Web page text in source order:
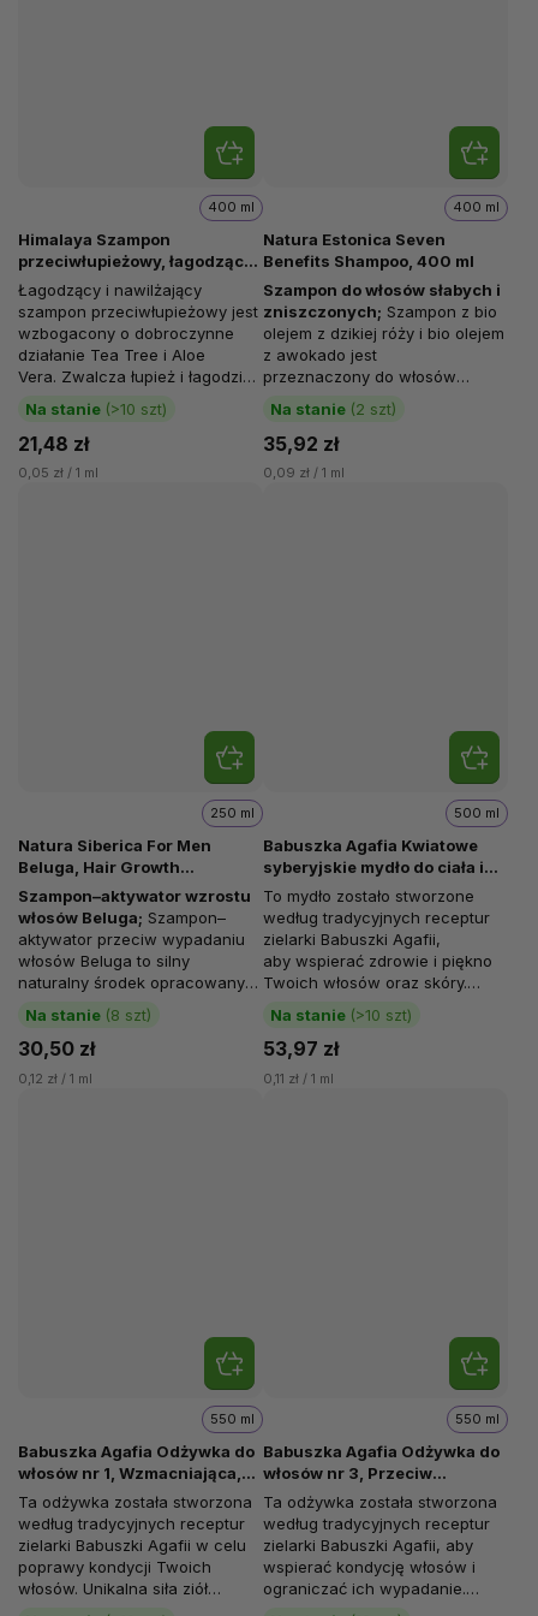
Himalaya Szampon
przeciwłupieżowy, łagodzący i
nawilżający, 400 ml
Na stanie (>10 szt)
400 ml
21,48 zł
0,05 zł / 1 ml
Łagodzący i nawilżający
szampon przeciwłupieżowy jest
wzbogacony o dobroczynne
działanie Tea Tree i Aloe
Vera. Zwalcza łupież i łagodzi
Twoją skórę. Tea Tree i Aloe
Vera...
Natura Estonica Seven
Benefits Shampoo, 400 ml
Na stanie (2 szt)
400 ml
35,92 zł
0,09 zł / 1 ml
Szampon do włosów słabych i
zniszczonych;
olejem z dzikiej róży i bio olejem
z awokado jest
przeznaczony do włosów
słabych i zniszczonych. Dzięki
witaminom B5 i C, keratynie
oraz kofeinie pomaga...
Natura Siberica For Men
Beluga, Hair Growth
Shampoo-Activator, 250 ml
Na stanie (8 szt)
250 ml
30,50 zł
0,12 zł / 1 ml
Szampon–aktywator wzrostu
włosów Beluga;
aktywator przeciw wypadaniu
włosów Beluga to silny
naturalny środek opracowany
specjalnie dla męskich włosów.
Delikatnie oczyszcza skórę
głowy i włosy...
Babuszka Agafia Kwiatowe
syberyjskie mydło do ciała i
włosów, 500 ml
Na stanie (>10 szt)
500 ml
53,97 zł
0,11 zł / 1 ml
To mydło zostało stworzone
według tradycyjnych receptur
zielarki Babuszki Agafii,
aby wspierać zdrowie i piękno
Twoich włosów oraz skóry.
Wyjątkowa siła ziół w jego...
Babuszka Agafia Odżywka do
włosów nr 1, Wzmacniająca,
Cedrowy propolis, 550 ml
550 ml
Ta odżywka została stworzona
według tradycyjnych receptur
zielarki Babuszki Agafii w celu
poprawy kondycji Twoich
włosów. Unikalna siła ziół
zawartych w składzie...
Babuszka Agafia Odżywka do
włosów nr 3, Przeciw
wypadaniu włosów, Propolis z
łopianu, 550 ml
550 ml
Ta odżywka została stworzona
według tradycyjnych receptur
zielarki Babuszki Agafii, aby
wspierać kondycję włosów i
ograniczać ich wypadanie.
Unikalna siła syberyjskich ziół...